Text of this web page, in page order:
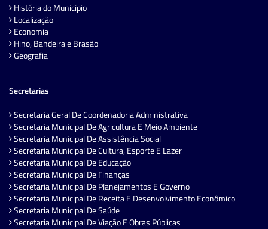
História do Município
Localização
Economia
Hino, Bandeira e Brasão
Geografia
Secretarias
Secretaria Geral De Coordenadoria Administrativa
Secretaria Municipal De Agricultura E Meio Ambiente
Secretaria Municipal De Assistência Social
Secretaria Municipal De Cultura, Esporte E Lazer
Secretaria Municipal De Educação
Secretaria Municipal De Finanças
Secretaria Municipal De Planejamentos E Governo
Secretaria Municipal De Receita E Desenvolvimento Econômico
Secretaria Municipal De Saúde
Secretaria Municipal De Viação E Obras Públicas